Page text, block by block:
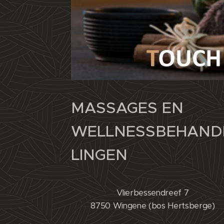
MASSAGES EN
LINGEN
Vlierbessendreef 7
8750 Wingene (bos Hertsberge)